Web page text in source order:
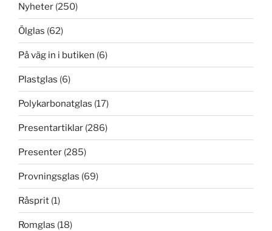
Nyheter (250)
Ölglas (62)
På väg in i butiken (6)
Plastglas (6)
Polykarbonatglas (17)
Presentartiklar (286)
Presenter (285)
Provningsglas (69)
Råsprit (1)
Romglas (18)